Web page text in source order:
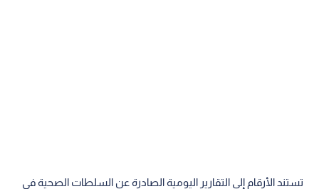
تستند الأرقام إلى التقارير اليومية الصادرة عن السلطات الصحية في